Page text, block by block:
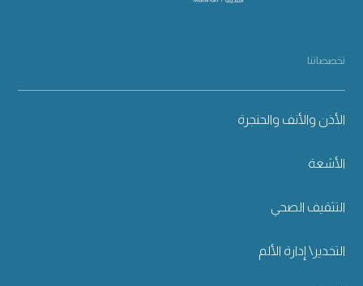
تخصصاتنا
الأذن والأنف والحنجرة
الأشعة
التثقيف الصحي
التخدير\ إدارة الألم